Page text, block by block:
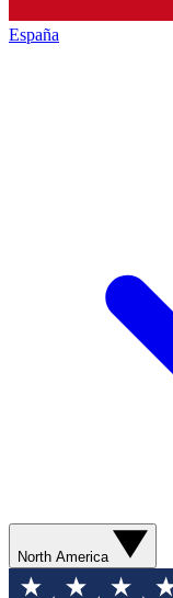
España
North America